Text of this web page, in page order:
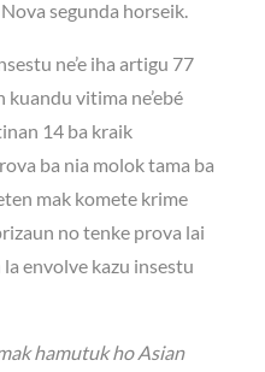
segunda horseik.
ne’e iha artigu 77
vitima ne’ebé
14 ba kraik
ba nia molok tama ba
mak komete krime
no tenke prova lai
envolve kazu insestu
hamutuk ho Asian